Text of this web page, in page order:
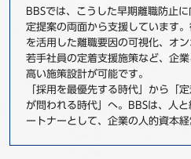
BBSでは、こうした早期離職防止
定提案の両面から支援しています
を活用した離職要因の可視化、オ
若手社員の定着支援施策など、企
高い施策設計が可能です。
「採用を最優先する時代」から「
が問われる時代」へ。BBSは、人
ートナーとして、企業の人的資本経